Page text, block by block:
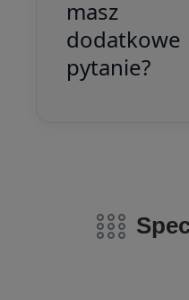
masz
dodatkowe
pytanie?